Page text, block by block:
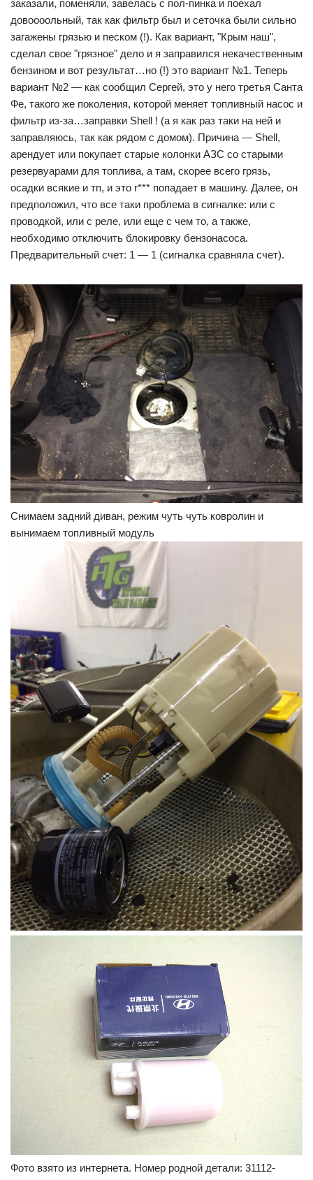
заказали, поменяли, завелась с пол-пинка и поехал
довоооольный, так как фильтр был и сеточка были сильно
загажены грязью и песком (!). Как вариант, "Крым наш",
сделал свое "грязное" дело и я заправился некачественным
бензином и вот результат…но (!) это вариант №1. Теперь
вариант №2 — как сообщил Сергей, это у него третья Санта
Фе, такого же поколения, которой меняет топливный насос и
фильтр из-за…заправки Shell ! (а я как раз таки на ней и
заправляюсь, так как рядом с домом). Причина — Shell,
арендует или покупает старые колонки АЗС со старыми
резервуарами для топлива, а там, скорее всего грязь,
осадки всякие и тп, и это г*** попадает в машину. Далее, он
предположил, что все таки проблема в сигналке: или с
проводкой, или с реле, или еще с чем то, а также,
необходимо отключить блокировку бензонасоса.
Предварительный счет: 1 — 1 (сигналка сравняла счет).
Снимаем задний диван, режим чуть чуть ковролин и
вынимаем топливный модуль
Фото взято из интернета. Номер родной детали: 31112-